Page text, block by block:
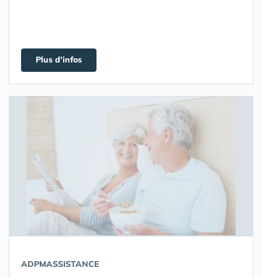
Plus d'infos
ADPMASSISTANCE